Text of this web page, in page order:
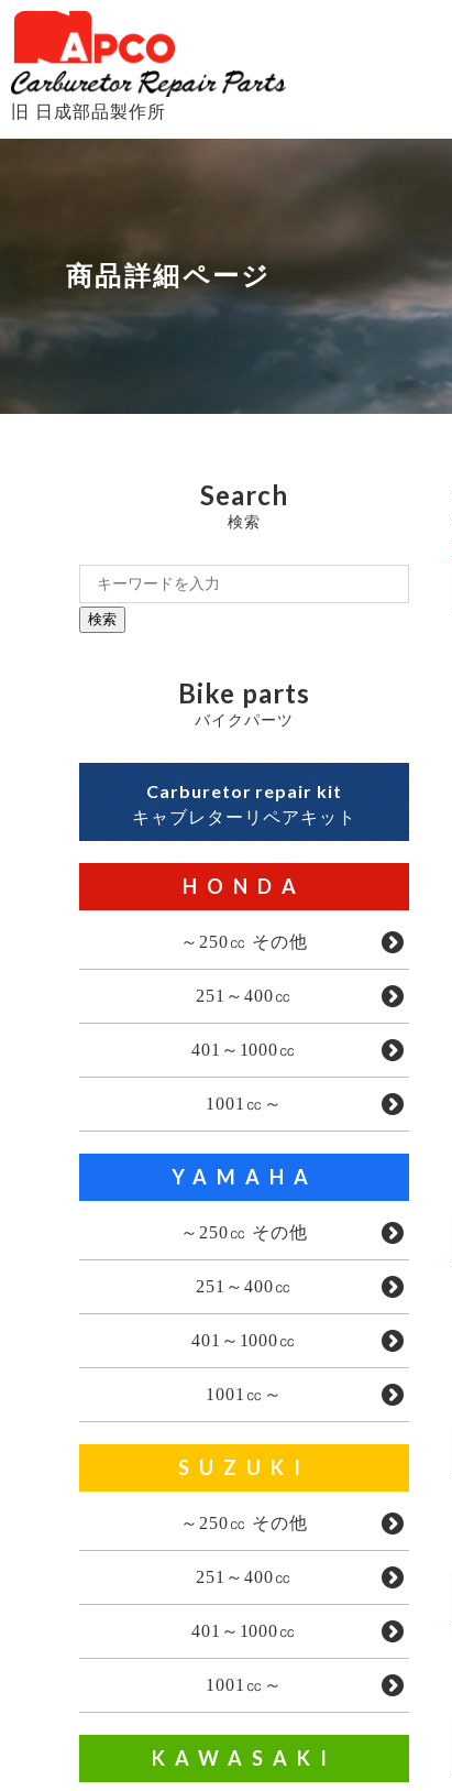
旧 日成部品製作所
商品詳細ページ
Search
検索
検索
Bike parts
バイクパーツ
Carburetor repair kit
キャブレターリペアキット
HONDA
～250㏄ その他
251～400㏄
401～1000㏄
1001㏄～
YAMAHA
～250㏄ その他
251～400㏄
401～1000㏄
1001㏄～
SUZUKI
～250㏄ その他
251～400㏄
401～1000㏄
1001㏄～
KAWASAKI